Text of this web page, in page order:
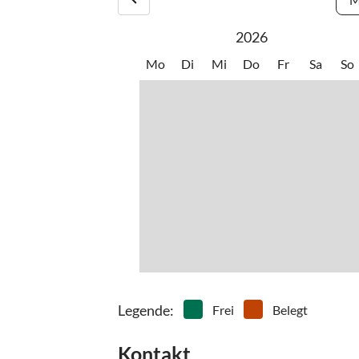
2026
Mo Di Mi Do Fr Sa So
Legende: Frei Belegt
Kontakt